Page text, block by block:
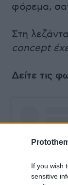
If you wish
sensitive
φόρεμα,
Στη
concept
Δείτε τις